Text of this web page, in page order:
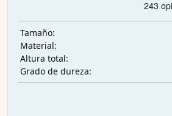
Tamaño:
Material:
Altura total:
Grado de dureza: